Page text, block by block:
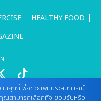
HEALTHY FOOD
งานคุกกี้เพื่อช่วยเพิ่มประสบการณ์
คุณสามารถเลือกที่จะยอมรับหรือ